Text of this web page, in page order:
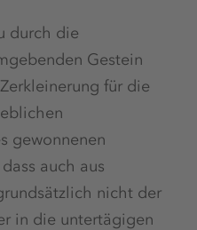
durch die
Gestein
für die
gewonnenen
auch aus
nicht der
in die untertägigen